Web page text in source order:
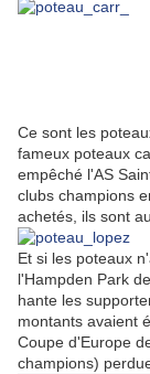
Ce sont les
fameux poteaux
empêché l'AS
clubs champions
achetés, ils sont
Et si les poteaux
l'Hampden Park
hante les
montants avaient
Coupe d'Europe
champions)